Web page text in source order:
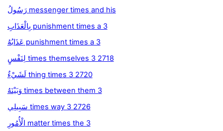
رَسُولُ messenger times and his
بِالْعَذَابِ punishment times a 3
عَذَابُهُ punishment times a 3
لِنَفْسٍ times themselves 3 2718
لَشَيْءٌ thing times 3 2720
وَبَيْنَهُ times between them 3
سَبِيلِي times way 3 2726
الْأُمُورِ matter times the 3